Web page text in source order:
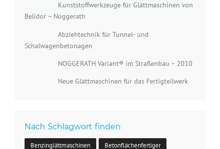
Kunststoffwerkzeuge für Glättmaschinen von
Belidor – Noggerath
Abziehtechnik für Tunnel- und
Schalwagenbetonagen
NOGGERATH Variant® im Straßenbau – 2010
Neue Glättmaschinen für das Fertigteilwerk
Nach Schlagwort finden
Benzinglättmaschinen Betonflächenfertiger